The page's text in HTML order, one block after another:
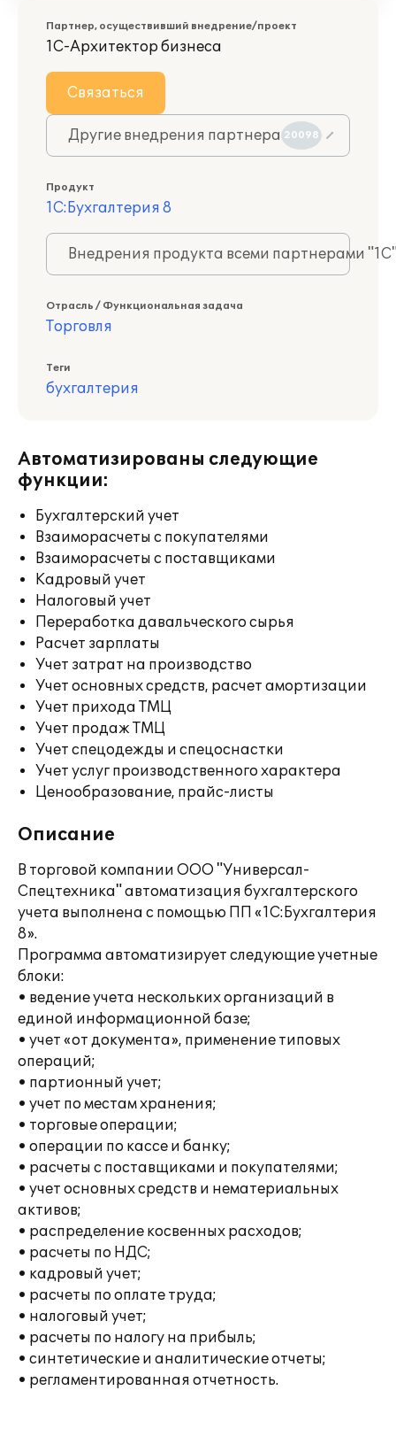
Партнер, осуществивший внедрение/проект
1С-Архитектор бизнеса
Связаться
Другие внедрения партнера 20098
Продукт
1С:Бухгалтерия 8
Внедрения продукта всеми партнерами
Отрасль / Функциональная задача
Торговля
Теги
бухгалтерия
Автоматизированы следующие
функции:
Бухгалтерский учет
Взаиморасчеты с покупателями
Взаиморасчеты с поставщиками
Кадровый учет
Налоговый учет
Переработка давальческого сырья
Расчет зарплаты
Учет затрат на производство
Учет основных средств, расчет амортизации
Учет прихода ТМЦ
Учет продаж ТМЦ
Учет спецодежды и спецоснастки
Учет услуг производственного характера
Ценообразование, прайс-листы
Описание
В торговой компании ООО "Универсал-
Спецтехника" автоматизация бухгалтерского
учета выполнена с помощью ПП «1С:Бухгалтерия
8».
Программа автоматизирует следующие учетные
блоки:
• ведение учета нескольких организаций в
единой информационной базе;
• учет «от документа», применение типовых
операций;
• партионный учет;
• учет по местам хранения;
• торговые операции;
• операции по кассе и банку;
• расчеты с поставщиками и покупателями;
• учет основных средств и нематериальных
активов;
• распределение косвенных расходов;
• расчеты по НДС;
• кадровый учет;
• расчеты по оплате труда;
• налоговый учет;
• расчеты по налогу на прибыль;
• синтетические и аналитические отчеты;
• регламентированная отчетность.